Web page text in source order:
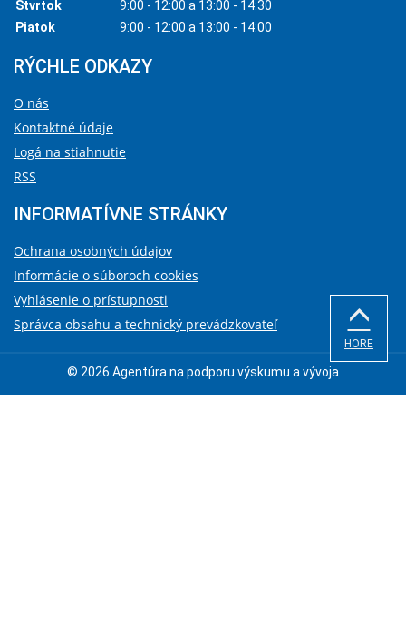
Štvrtok
9:00 - 12:00 a 13:00 - 14:30
Piatok
9:00 - 12:00 a 13:00 - 14:00
RÝCHLE ODKAZY
O nás
Kontaktné údaje
Logá na stiahnutie
RSS
INFORMATÍVNE STRÁNKY
Ochrana osobných údajov
Informácie o súboroch cookies
Vyhlásenie o prístupnosti
Správca obsahu a technický prevádzkovateľ
© 2026 Agentúra na podporu výskumu a vývoja
HORE